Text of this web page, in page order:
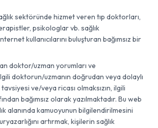
sektöründe hizmet veren tıp doktorları,
psikologlar vb. sağlık
kullanıcılarını buluşturan bağımsız bir
doktor/uzman yorumları ve
doktorun/uzmanın doğrudan veya dolaylı
ve/veya ricası olmaksızın, ilgili
bağımsız olarak yazılmaktadır. Bu web
alanında kamuoyunun bilgilendirilmesini
artırmak, kişilerin sağlık